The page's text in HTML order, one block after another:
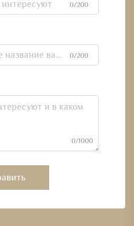
0/200
0/200
0/1000